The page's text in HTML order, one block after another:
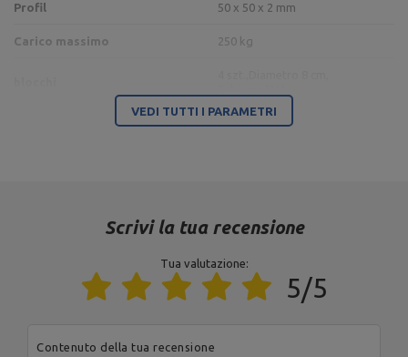
Profil 50 x 50 x 2 mm
Carico massimo 250 kg
20 kg
Ente responsabile di questo prodotto nell'UE
VEDI TUTTI I PARAMETRI
Scrivi la tua recensione
Tua valutazione:
5/5
Contenuto della tua recensione